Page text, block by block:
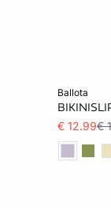
ballota
€ 12.99€